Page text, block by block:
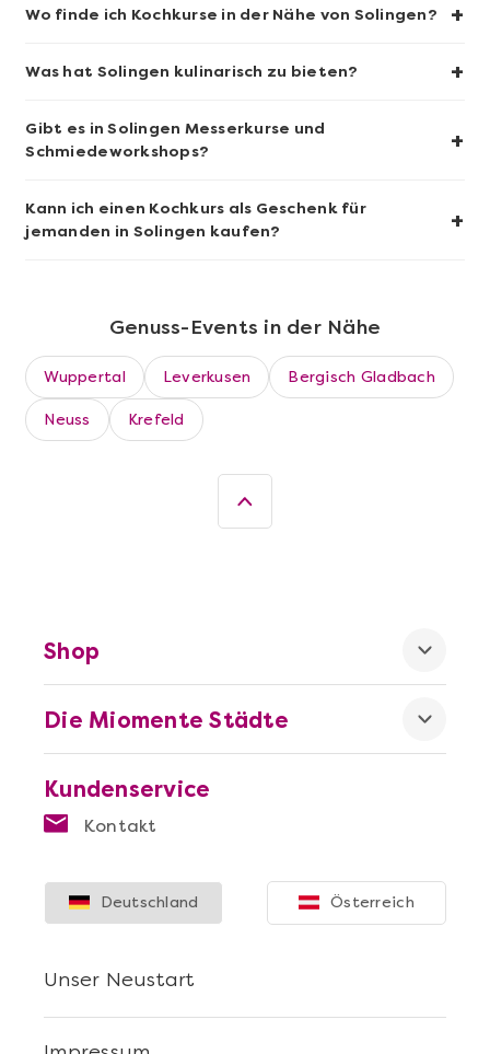
Sushi Basic Kurs Bonn
Mehr anzeigen
Wo finde ich Kochkurse in der Nähe von Solingen? +
Was hat Solingen kulinarisch zu bieten? +
Gibt es in Solingen Messerkurse und
Schmiedeworkshops?
+
Kann ich einen Kochkurs als Geschenk für
jemanden in Solingen kaufen?
+
Genuss-Events in der Nähe
Wuppertal Leverkusen Bergisch Gladbach
Neuss Krefeld
Kundenservice
Kontakt
Die Miomente Städte
Shop
Unser Neustart
Deutschland Österreich